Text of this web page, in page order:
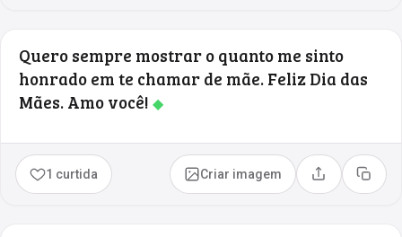
Quero sempre mostrar o quanto me sinto
honrado em te chamar de mãe. Feliz Dia das
Mães. Amo você! ◆
1 curtida Criar imagem Compartilhar
Copiar